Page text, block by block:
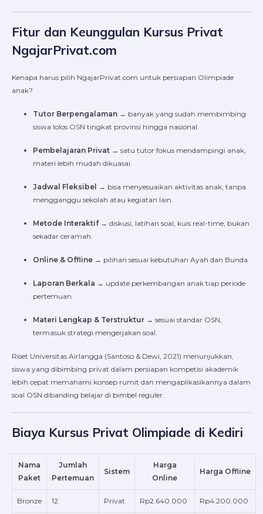
Fitur dan Keunggulan Kursus Privat
NgajarPrivat.com
Kenapa harus pilih NgajarPrivat.com untuk persiapan Olimpiade
anak?
Tutor Berpengalaman → banyak yang sudah membimbing
siswa lolos OSN tingkat provinsi hingga nasional.
Pembelajaran Privat → satu tutor fokus mendampingi anak,
materi lebih mudah dikuasai.
Jadwal Fleksibel → bisa menyesuaikan aktivitas anak, tanpa
mengganggu sekolah atau kegiatan lain.
Metode Interaktif→ diskusi, latihan soal, kuis real-time, bukan
sekadar ceramah.
Online & Offline → pilihan sesuai kebutuhan Ayah dan Bunda.
Laporan Berkala → update perkembangan anak tiap periode
pertemuan.
Materi Lengkap & Terstruktur → sesuai standar OSN,
termasuk strategi mengerjakan soal.
Riset Universitas Airlangga (Santoso & Dewi, 2021) menunjukkan,
siswa yang dibimbing privat dalam persiapan kompetisi akademik
lebih cepat memahami konsep rumit dan mengaplikasikannya dalam
soal OSN dibanding belajar di bimbel reguler.
Biaya Kursus Privat Olimpiade di Kediri
Nama
Paket
Jumlah
Pertemuan
Sistem
Harga
Online
Harga Offline
Bronze 12 Privat Rp2.640.000 Rp4.200.000